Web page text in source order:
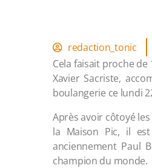
redaction_tonic
Cela faisait proche
Xavier Sacriste,
boulangerie ce lundi
Après avoir côtoyé
la Maison Pic, il
anciennement Paul
champion du monde.